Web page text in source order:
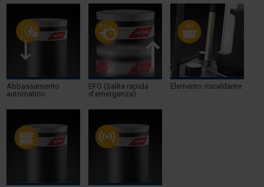
Abbassamento
automatico
EFO (Salita rapida
d’emergenza)
Elemento riscaldante